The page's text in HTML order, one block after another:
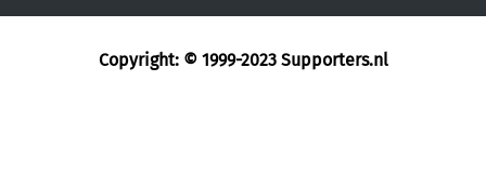
Copyright: © 1999-2023 Supporters.nl